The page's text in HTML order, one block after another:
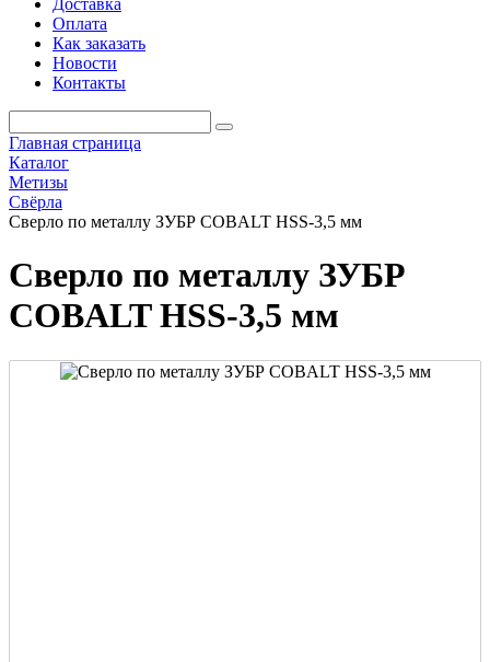
Доставка
Оплата
Как заказать
Новости
Контакты
Главная страница
Каталог
Метизы
Свёрла
Сверло по металлу ЗУБР COBALT HSS-3,5 мм
Сверло по металлу ЗУБР
COBALT HSS-3,5 мм